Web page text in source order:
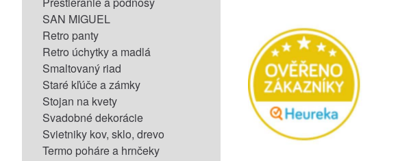
SAN MIGUEL
Retro panty
Retro úchytky a madlá
Smaltovaný riad
Staré kľúče a zámky
Stojan na kvety
Svadobné dekorácie
Svietniky kov, sklo, drevo
Termo poháre a hrnčeky